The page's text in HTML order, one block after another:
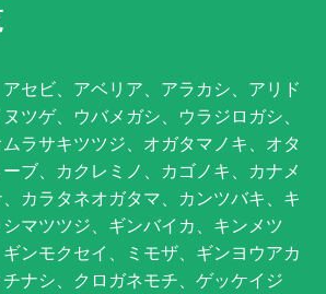
セビ、アベリア、アラカシ、アリド
ツゲ、ウバメガシ、ウラジロガシ、
ラサキツツジ、オガタマノキ、オタ
ブ、カクレミノ、カゴノキ、カナメ
カラタネオガタマ、カンツバキ、キ
マツツジ、ギンバイカ、キンメツ
ンモクセイ、ミモザ、ギンヨウアカ
ナシ、クロガネモチ、ゲッケイジ